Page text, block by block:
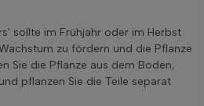
sollte im Frühjahr oder im Herbst
zu fördern und die Pflanze
Sie die Pflanze aus dem Boden,
pflanzen Sie die Teile separat